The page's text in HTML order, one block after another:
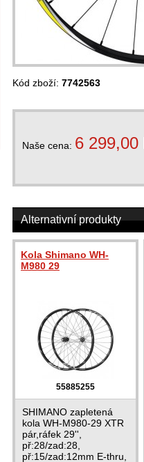
Kód zboží: 7742563
Naše cena: 6 299,00
Alternativní produkty
Kola Shimano WH-
M980 29
55885255
SHIMANO zapletená
kola WH-M980-29 XTR
pár,ráfek 29'',
př:28/zad:28,
př:15/zad:12mm E-thru,